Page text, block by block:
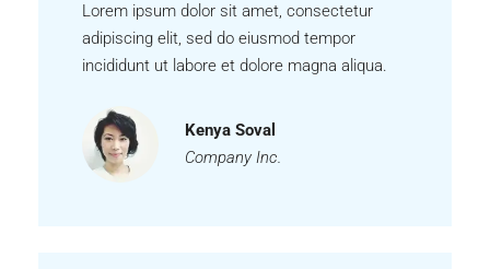
Lorem ipsum dolor sit amet, consectetur
adipiscing elit, sed do eiusmod tempor
incididunt ut labore et dolore magna aliqua.
Kenya Soval
Company Inc.